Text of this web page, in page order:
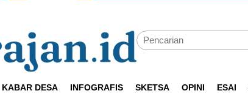
KABAR DESA INFOGRAFIS SKETSA OPINI ESAI